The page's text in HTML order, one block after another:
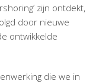
zijn ontdekt,
door nieuwe
ontwikkelde
die we in